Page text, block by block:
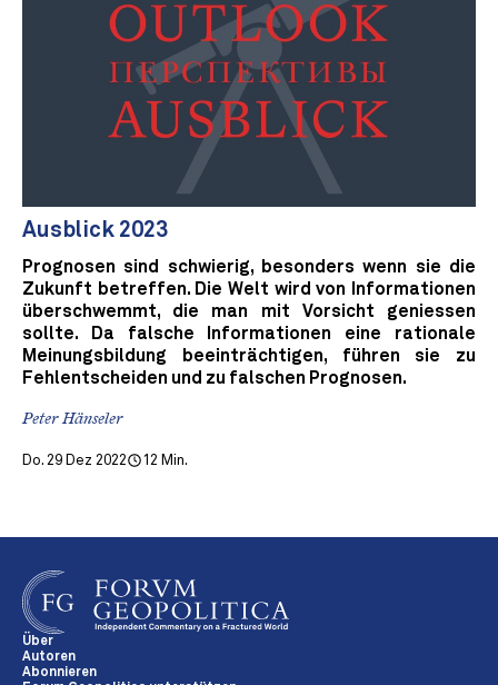
Ausblick 2023
Prognosen sind schwierig, besonders wenn sie die
Zukunft betreffen. Die Welt wird von Informationen
überschwemmt, die man mit Vorsicht geniessen
sollte. Da falsche Informationen eine rationale
Meinungsbildung beeinträchtigen, führen sie zu
Fehlentscheiden und zu falschen Prognosen.
Peter Hänseler
Do. 29 Dez 2022 12 Min.
Über
Autoren
Abonnieren